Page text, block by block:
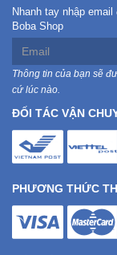
Sống
Máy
Tính
Thiết
Văn
Phòng
Sức
Khỏe
Nhanh tay nhập
Boba Shop
Thông tin của bạn sẽ
cứ lúc nào.
ĐỐI TÁC VẬN
PHƯƠNG THỨC